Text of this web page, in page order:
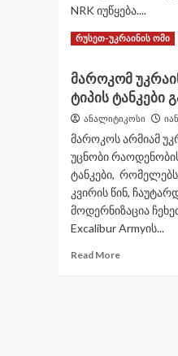
NRK იუწყება....
Read MoreRead
ნორვეგია
გერმანიას
ახალ
ლეოპარდ-2
ტანკს
შეუკვეთავს.
რუსეთ-უკრაინის ომი
მაროკომ
ტიპის ტანკები
ანალიტიკოსი
მაროკოს არმიამ
უცნობი
ტანკები,
კვირის წინ,
მოდერნიზაცია
Excalibur Armyის...
Read MoreRead